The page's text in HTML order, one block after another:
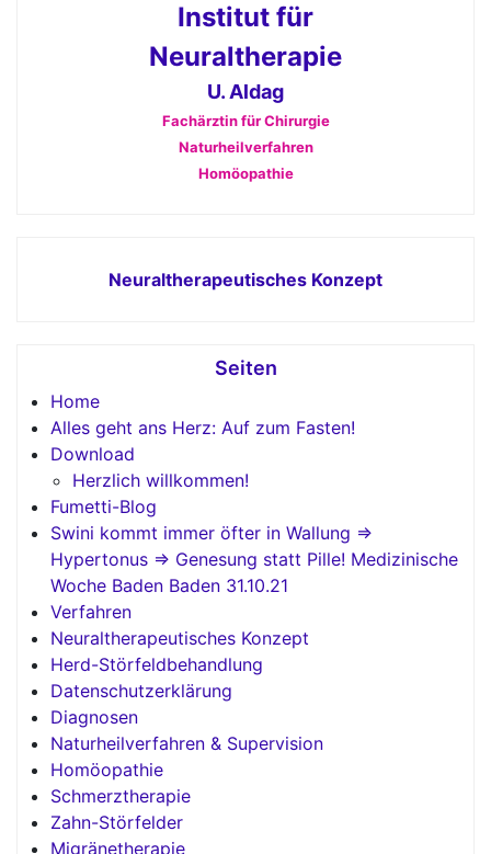
Institut für
Neuraltherapie
U. Aldag
Fachärztin für Chirurgie
Naturheilverfahren
Homöopathie
Neuraltherapeutisches Konzept
Seiten
Home
Alles geht ans Herz: Auf zum Fasten!
Download
Herzlich willkommen!
Fumetti-Blog
Swini kommt immer öfter in Wallung =>
Hypertonus => Genesung statt Pille! Medizinische
Woche Baden Baden 31.10.21
Verfahren
Neuraltherapeutisches Konzept
Herd-Störfeldbehandlung
Datenschutzerklärung
Diagnosen
Naturheilverfahren & Supervision
Homöopathie
Schmerztherapie
Zahn-Störfelder
Migränetherapie